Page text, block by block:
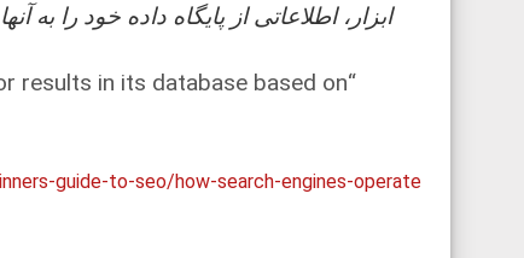
ابزار، اطلاعاتی از پایگاه داده خود را به
results in its database based on
guide-to-seo/how-search-engines-operate